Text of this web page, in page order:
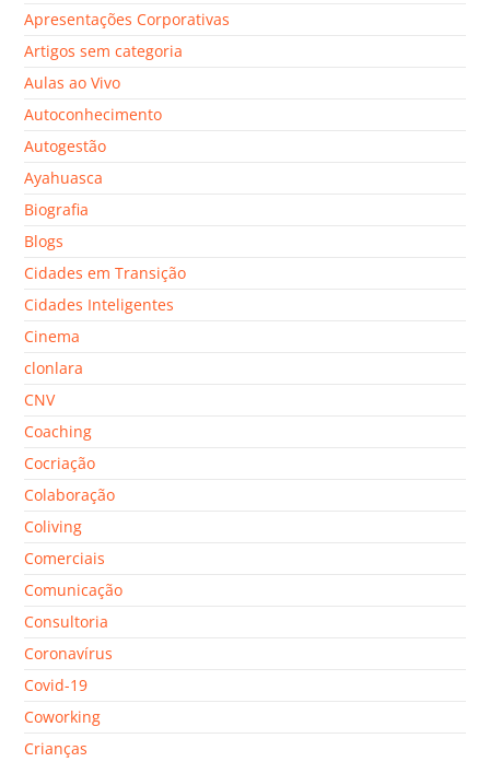
Apresentações Corporativas
Artigos sem categoria
Aulas ao Vivo
Autoconhecimento
Autogestão
Ayahuasca
Biografia
Blogs
Cidades em Transição
Cidades Inteligentes
Cinema
clonlara
CNV
Coaching
Cocriação
Colaboração
Coliving
Comerciais
Comunicação
Consultoria
Coronavírus
Covid-19
Coworking
Crianças